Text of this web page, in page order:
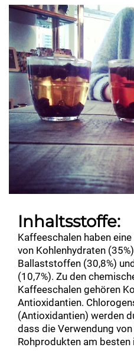
Inhaltsstoffe:
Kaffeeschalen haben
von Kohlenhydraten
Ballaststoffen (30,8%)
(10,7%). Zu den
Kaffeeschalen gehören
Antioxidantien.
(Antioxidantien) werden
dass die Verwendung
Rohprodukten am besten